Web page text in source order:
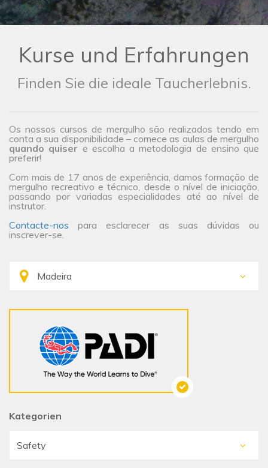
Kurse und Erfahrungen
Finden Sie die ideale Taucherlebnis.
Os nossos cursos de mergulho são realizados tendo em
conta a sua disponibilidade – comece as aulas de mergulho
quando quiser e escolha a metodologia de ensino que
preferir!
Com mais de 17 anos de experiência, damos formação de
mergulho recreativo e técnico, desde o nível de iniciação,
passando por variadas especialidades até ao nível de
instrutor.
Contacte-nos para esclarecer as suas dúvidas ou
inscrever-se.
Kategorien